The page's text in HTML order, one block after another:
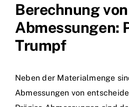
Berechnung von
Abmessungen:
Trumpf
Neben der Materialmenge
Abmessungen von